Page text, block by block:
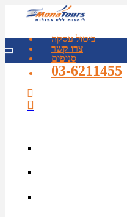
ביטול עסקה
צרו קשר
סניפים
03-6211455